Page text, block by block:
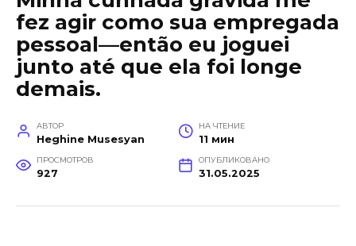
fez agir como sua empregada
pessoal—então eu joguei
junto até que ela foi longe
demais.
АВТОР
Heghine Musesyan
НА ЧТЕНИЕ
11 мин
ПРОСМОТРОВ
927
ОПУБЛИКОВАНО
31.05.2025